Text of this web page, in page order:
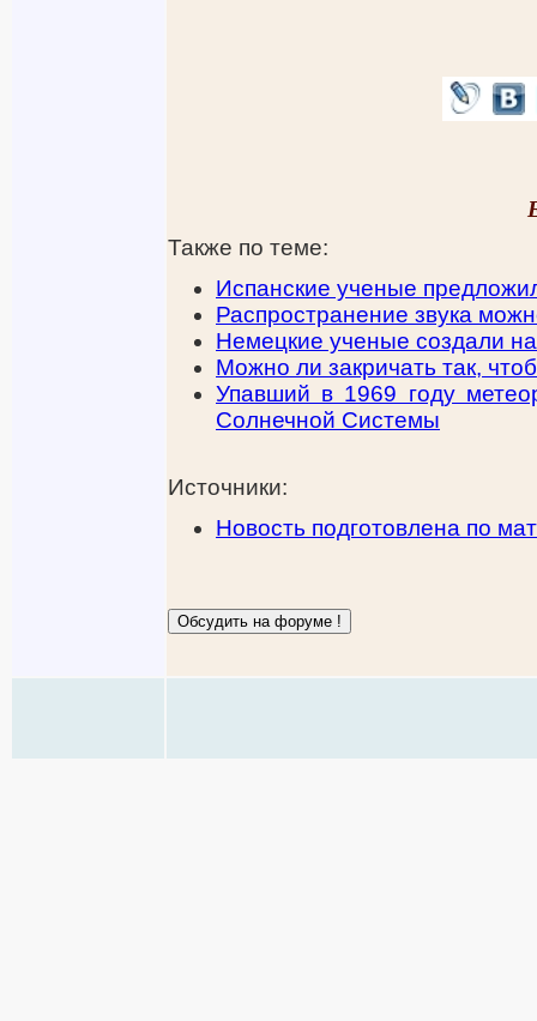
Также по теме:
Испанские ученые
Распространение звука
Немецкие ученые создали
Можно ли закричать так,
Упавший в 1969 году
Солнечной Системы
Источники:
Новость подготовлена по